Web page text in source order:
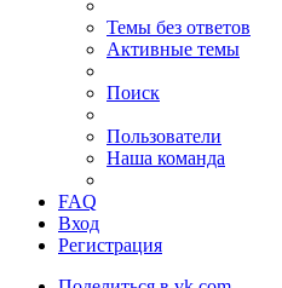
Темы без ответов
Активные темы
Поиск
Пользователи
Наша команда
FAQ
Вход
Регистрация